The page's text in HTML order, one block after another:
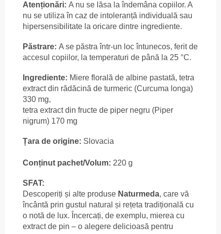
Atenționări: A nu se lăsa la îndemâna copiilor. A
nu se utiliza în caz de intoleranță individuală sau
hipersensibilitate la oricare dintre ingrediente.
Păstrare: A se păstra într-un loc întunecos, ferit de
accesul copiilor, la temperaturi de până la 25 °C.
Ingrediente: Miere florală de albine pastată, tetra
extract din rădăcină de turmeric (Curcuma longa)
330 mg,
tetra extract din fructe de piper negru (Piper
nigrum) 170 mg
Țara de origine: Slovacia
Conținut pachet/Volum: 220 g
SFAT:
Descoperiți și alte produse Naturmeda, care vă
încântă prin gustul natural și rețeta tradițională cu
o notă de lux. Încercați, de exemplu, mierea cu
extract de pin – o alegere delicioasă pentru